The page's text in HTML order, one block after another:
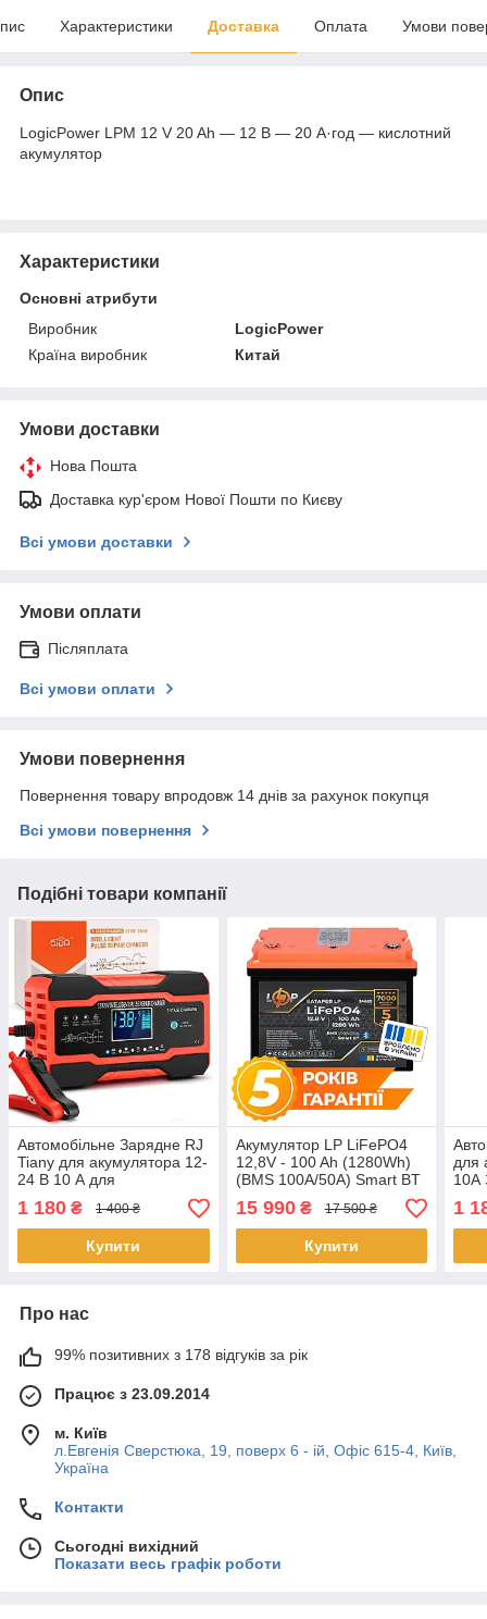
Характеристики Доставка Оплата Умови
Опис
LogicPower LPM 12 V 20 Ah — 12 В — 20 А·год — кислотний
акумулятор
Характеристики
Основні атрибути
Виробник
LogicPower
Країна виробник
Китай
Умови доставки
Нова Пошта
Доставка кур'єром Нової Пошти по Києву
Всі умови доставки
Умови оплати
Післяплата
Всі умови оплати
Умови повернення
Повернення товару впродовж 14 днів за рахунок покупця
Всі умови повернення
Подібні товари компанії
Автомобільне Зарядне RJ
Tiany для акумулятора 12-
24 В 10 А для
автомобільного AGM GEL
олив'яно кислотного акб
1 180 ₴ 1 400 ₴
Купити
Акумулятор LP LiFePO4
12,8V - 100 Ah (1280Wh)
(BMS 100A/50А) Smart BT
15 990₴ 17 500 ₴
Купити
для
10А
GEL
1
Про нас
99% позитивних з 178 відгуків за рік
Працює з 23.09.2014
м. Київ
л.Евгенія Сверстюка, 19, поверх 6 - ій, Офіс 615-4, Київ,
Україна
Контакти
Сьогодні вихідний
Показати весь графік роботи